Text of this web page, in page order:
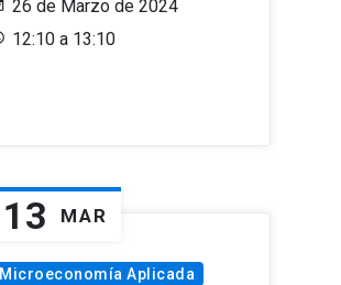
26 de Marzo de 2024
12:10 a 13:10
13 MAR
Microeconomía Aplicada